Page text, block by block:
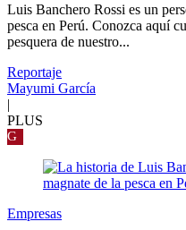
Luis Banchero Rossi es un
pesca en Perú. Conozca aquí
pesquera de nuestro...
Reportaje
Mayumi García
|
PLUS
G
Empresas